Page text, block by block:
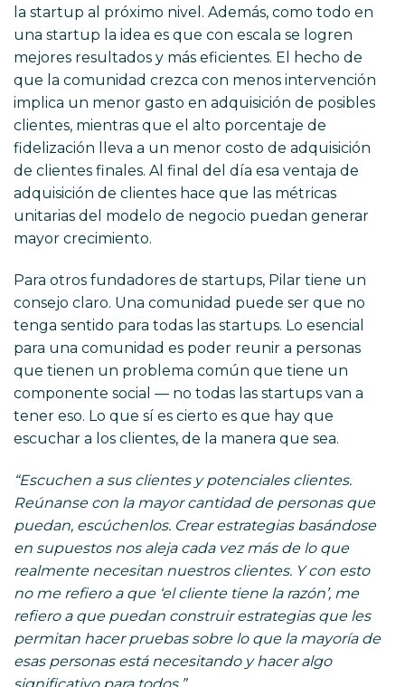
la startup al próximo nivel. Además, como todo en
una startup la idea es que con escala se logren
mejores resultados y más eficientes. El hecho de
que la comunidad crezca con menos intervención
implica un menor gasto en adquisición de posibles
clientes, mientras que el alto porcentaje de
fidelización lleva a un menor costo de adquisición
de clientes finales. Al final del día esa ventaja de
adquisición de clientes hace que las métricas
unitarias del modelo de negocio puedan generar
mayor crecimiento.
Para otros fundadores de startups, Pilar tiene un
consejo claro. Una comunidad puede ser que no
tenga sentido para todas las startups. Lo esencial
para una comunidad es poder reunir a personas
que tienen un problema común que tiene un
componente social — no todas las startups van a
tener eso. Lo que sí es cierto es que hay que
escuchar a los clientes, de la manera que sea.
“Escuchen a sus clientes y potenciales clientes.
Reúnanse con la mayor cantidad de personas que
puedan, escúchenlos. Crear estrategias basándose
en supuestos nos aleja cada vez más de lo que
realmente necesitan nuestros clientes. Y con esto
no me refiero a que ‘el cliente tiene la razón’, me
refiero a que puedan construir estrategias que les
permitan hacer pruebas sobre lo que la mayoría de
esas personas está necesitando y hacer algo